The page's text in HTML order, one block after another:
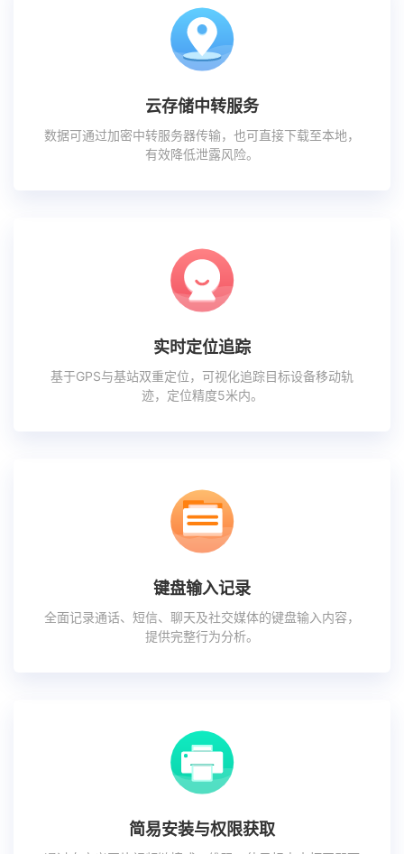
云存储中转服务
数据可通过加密中转服务器传输，也可直接下载至本地，
有效降低泄露风险。
实时定位追踪
基于GPS与基站双重定位，可视化追踪目标设备移动轨
迹，定位精度5米内。
键盘输入记录
全面记录通话、短信、聊天及社交媒体的键盘输入内容，
提供完整行为分析。
简易安装与权限获取